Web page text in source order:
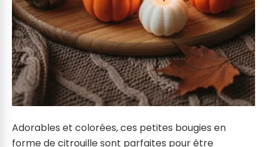
Adorables et colorées, ces petites bougies en
forme de citrouille sont parfaites pour être